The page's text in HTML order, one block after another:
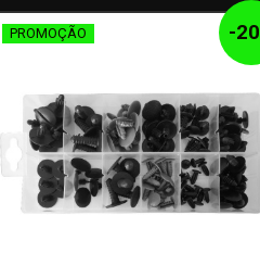
-20
PROMOÇÃO